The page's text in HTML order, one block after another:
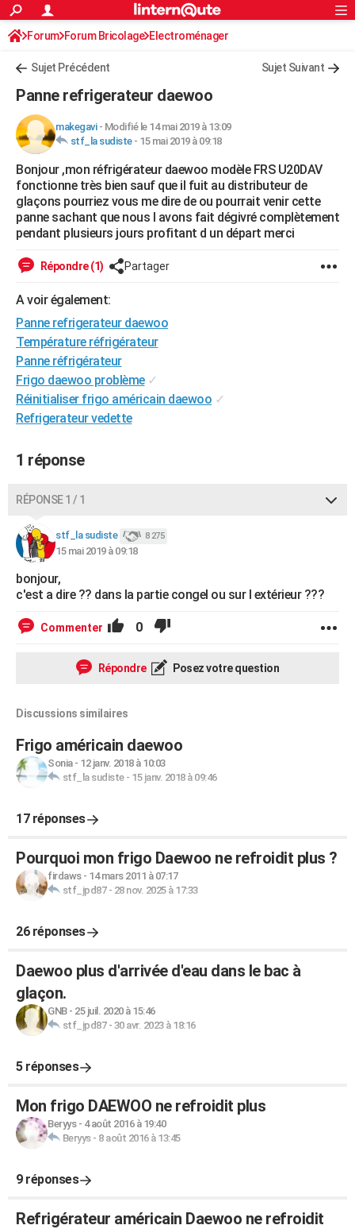
ACTUALITÉS
Politique
Société
Faits Divers
Education
Monde
Villes
+
FINANCE
Retraite
Impôts
Epargne
Immobilier
Risques naturels par ville
Banque
Assurance
Crédit
AUTO
Essais
Réserver un essai
Citadines
Berlines
SUV
Forum auto
+HIGH-TECH
Mobiles
Meilleur smartphone
Internet
Ordinateurs
Jeux vidéo
Guide high-tech
+BRICOLAGE
Forum
Aménagement intérieur
Extérieur
Cuisine
Salle de bains
Jardinage
Rangement
Guides de France
Escapades
Patrimoine
Expositions
Musées
Week-end nature
Art de vivre
Bien-être
Loisirs
Mode
Modes de vie
Alimentation
Guide de la santé
Maladies
Médicaments
Sommeil
VOYAGE
Voyage nature
Voyage de noces
PHOTO
GUIDES D'ACHAT
CARTE DE VOEUX
Carte de Noël
Carte Bonne année
Carte Saint-Valentin
Carte Pâques
Carte d'anniversaire
DICTIONNAIRE
Dictionnaire
Biographies
Citations
Expressions
Proverbes
PROGRAMME TV
S'inscrire
Se connecter
Lycées
Collèges
Primaires
Universités
Entreprises
Service militaire
Avis de recherche
AVIS DE DÉCÈS
FORUM
S'inscrire
Connexion
Forum Forum Bricolage Electroménager
Sujet Précédent Sujet Suivant
Panne refrigerateur daewoo
makegavi- Modifié le 14 mai 2019 à 13:09
stf_la sudiste- 15 mai 2019 à 09:18
Bonjour ,mon réfrigérateur daewoo modèle FRS U20DAV
fonctionne très bien sauf que il fuit au distributeur de
glaçons pourriez vous me dire de ou pourrait venir cette
panne sachant que nous l avons fait dégivré complètement
pendant plusieurs jours profitant d un départ merci
Répondre (1) Partager
A voir également:
Panne refrigerateur daewoo
Température réfrigérateur
Panne réfrigérateur
Frigo daewoo problème ✓
Réinitialiser frigo américain daewoo ✓
Refrigerateur vedette
1 réponse
RÉPONSE 1 / 1
stf_la sudiste 8 275
15 mai 2019 à 09:18
bonjour,
c'est a dire ?? dans la partie congel ou sur l extérieur ???
Commenter 0
Répondre Posez votre question
Discussions similaires
Frigo américain daewoo
Sonia- 12 janv. 2018 à 10:03
stf_la sudiste- 15 janv. 2018 à 09:46
17 réponses
Pourquoi mon frigo Daewoo ne refroidit plus ?
firdaws- 14 mars 2011 à 07:17
stf_jpd87- 28 nov. 2025 à 17:33
26 réponses
Daewoo plus d'arrivée d'eau dans le bac à
glaçon.
GNB- 25 juil. 2020 à 15:46
stf_jpd87- 30 avr. 2023 à 18:16
5 réponses
Mon frigo DAEWOO ne refroidit plus
Beryys- 4 août 2016 à 19:40
Beryys- 8 août 2016 à 13:45
9 réponses
Refrigérateur américain Daewoo ne refroidit